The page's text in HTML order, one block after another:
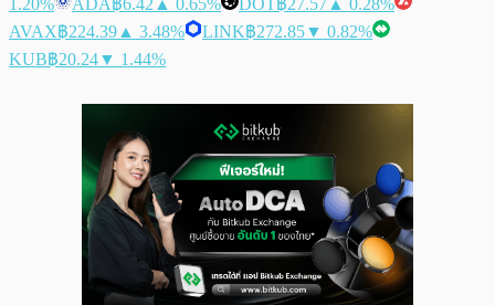
AVAX฿224.39 ▲ 3.48% LINK฿272.85▼ 0.82%
KUB฿20.24▼ 1.44%